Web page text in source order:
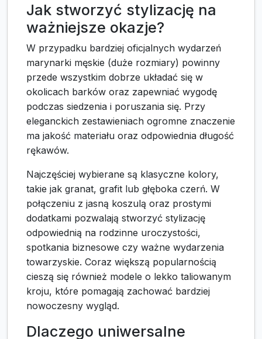
Jak stworzyć stylizację na
ważniejsze okazje?
W przypadku bardziej oficjalnych wydarzeń
marynarki męskie (duże rozmiary) powinny
przede wszystkim dobrze układać się w
okolicach barków oraz zapewniać wygodę
podczas siedzenia i poruszania się. Przy
eleganckich zestawieniach ogromne znaczenie
ma jakość materiału oraz odpowiednia długość
rękawów.
Najczęściej wybierane są klasyczne kolory,
takie jak granat, grafit lub głęboka czerń. W
połączeniu z jasną koszulą oraz prostymi
dodatkami pozwalają stworzyć stylizację
odpowiednią na rodzinne uroczystości,
spotkania biznesowe czy ważne wydarzenia
towarzyskie. Coraz większą popularnością
cieszą się również modele o lekko taliowanym
kroju, które pomagają zachować bardziej
nowoczesny wygląd.
Dlaczego uniwersalne